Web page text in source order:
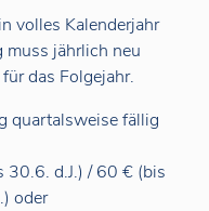
volles Kalenderjahr
muss jährlich neu
das Folgejahr.
quartalsweise fällig
d.J.) / 60 € (bis
oder